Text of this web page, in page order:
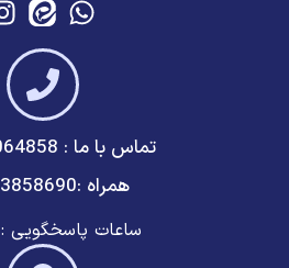
تماس با ما : 22064858-021
همراه :09123858690
ساعات پاسخگویی : 9الی21